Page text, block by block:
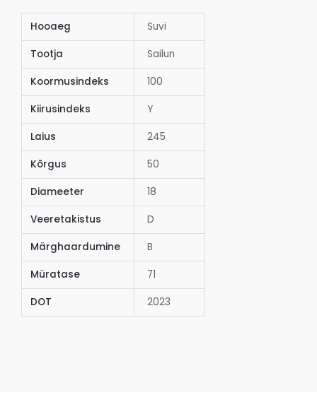
Hooaeg Suvi
Tootja Sailun
Koormusindeks 100
Kiirusindeks Y
Laius 245
Kõrgus 50
Diameeter 18
Veeretakistus D
Märghaardumine B
Müratase 71
DOT 2023